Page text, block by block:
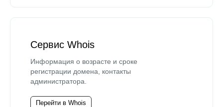
Сервис Whois
Информация о возрасте и сроке
регистрации домена, контакты
администратора.
Перейти в Whois